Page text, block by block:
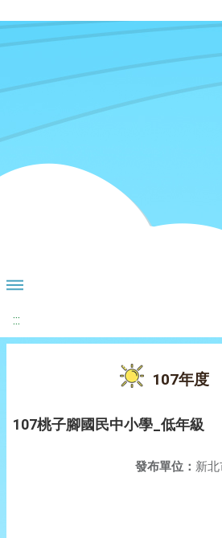
:::
107年度
107桃子腳國民中小學_低年級
發布單位： 新